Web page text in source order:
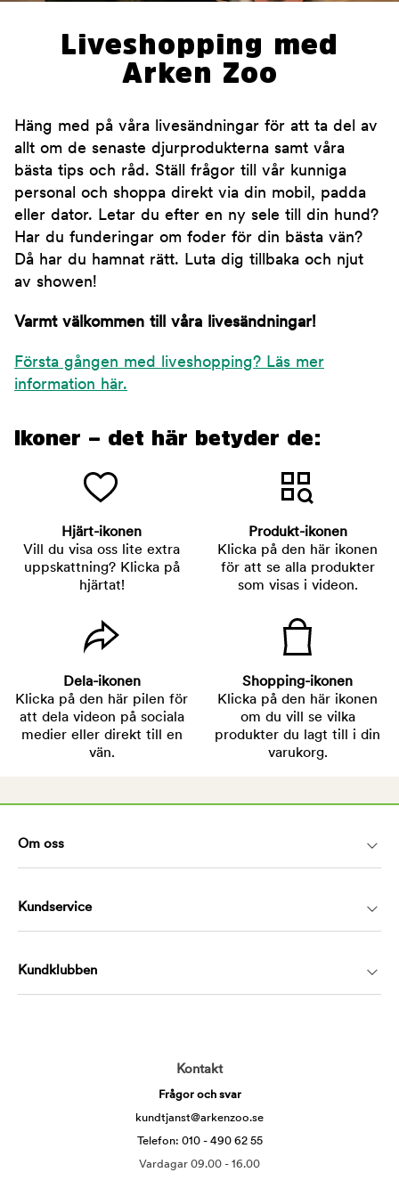
Liveshopping med
Arken Zoo
Häng med på våra livesändningar för att ta del av
allt om de senaste djurprodukterna samt våra
bästa tips och råd. Ställ frågor till vår kunniga
personal och shoppa direkt via din mobil, padda
eller dator. Letar du efter en ny sele till din hund?
Har du funderingar om foder för din bästa vän?
Då har du hamnat rätt. Luta dig tillbaka och njut
av showen!
Varmt välkommen till våra livesändningar!
Första gången med liveshopping? Läs mer
information här.
Ikoner – det här betyder de:
Hjärt-ikonen
Vill du visa oss lite extra
uppskattning? Klicka på
hjärtat!
Produkt-ikonen
Klicka på den här ikonen
för att se alla produkter
som visas i videon.
Dela-ikonen
Klicka på den här pilen för
att dela videon på sociala
medier eller direkt till en
vän.
Shopping-ikonen
Klicka på den här ikonen
om du vill se vilka
produkter du lagt till i din
varukorg.
Om oss
Kundservice
Kundklubben
Kontakt
Frågor och svar
kundtjanst@arkenzoo.se
Telefon: 010 - 490 62 55
Vardagar 09.00 - 16.00